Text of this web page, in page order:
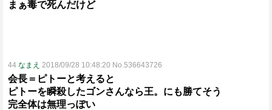
まぁ毒で死んだけど
44 なまえ 2018/09/28 10:48:20 No.536643726
会長＝ピトーと考えると
ピトーを瞬殺したゴンさんなら王。にも勝てそう
完全体は無理っぽい